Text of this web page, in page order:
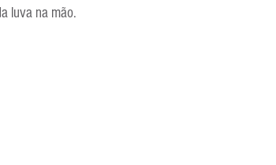
luva na mão.